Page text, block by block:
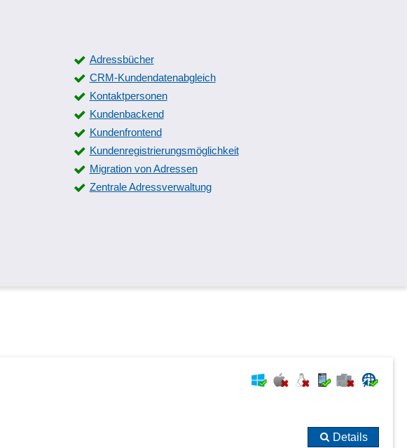
Adressbücher
CRM-Kundendatenabgleich
Kontaktpersonen
Kundenbackend
Kundenfrontend
Kundenregistrierungsmöglichkeit
Migration von Adressen
Zentrale Adressverwaltung
Details